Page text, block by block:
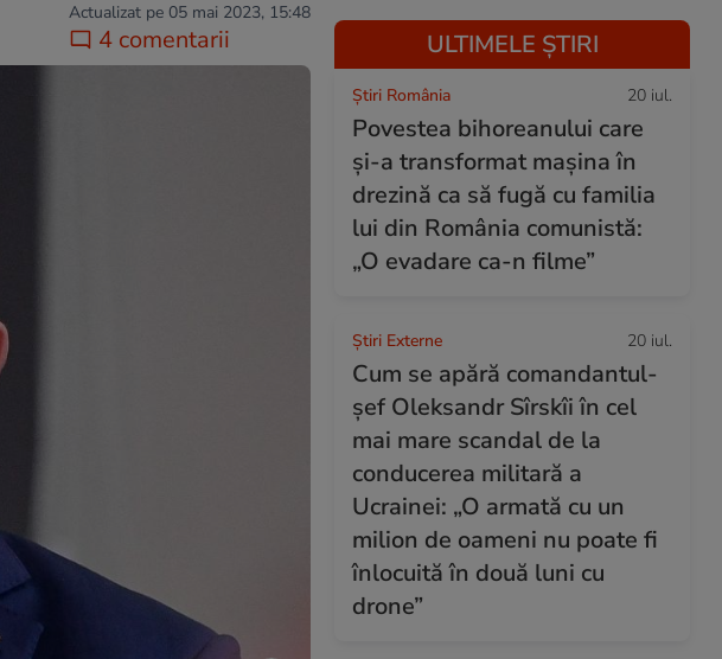
Actualizat pe 05 mai 2023, 15:48
4 comentarii ULTIMELE ȘTIRI
Știri România 20 iul.
Povestea bihoreanului care
și-a transformat mașina în
drezină ca să fugă cu familia
lui din România comunistă:
„O evadare ca-n filme”
Știri Externe 20 iul.
Cum se apără comandantul-
șef Oleksandr Sîrskîi în cel
mai mare scandal de la
conducerea militară a
Ucrainei: „O armată cu un
milion de oameni nu poate fi
înlocuită în două luni cu
drone”